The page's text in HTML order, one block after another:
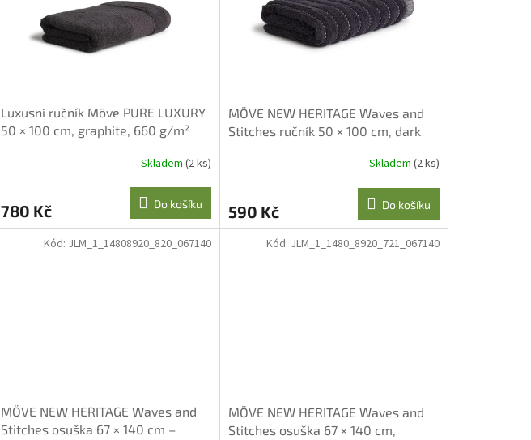
Luxusní ručník Möve PURE LUXURY
50 × 100 cm, graphite, 660 g/m²
Skladem (2 ks)
780 Kč Do košíku
MÖVE NEW HERITAGE Waves and
Stitches ručník 50 × 100 cm, dark
Skladem (2 ks)
590 Kč Do košíku
MÖVE NEW HERITAGE Waves and
Stitches osuška 67 × 140 cm –
Kód: JLM_1_14808920_820_067140
MÖVE NEW HERITAGE Waves and
Stitches osuška 67 × 140 cm,
Kód: JLM_1_1480_8920_721_067140